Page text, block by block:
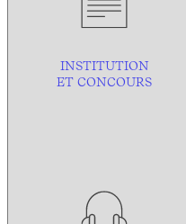
INSTITUTION
ET CONCOURS